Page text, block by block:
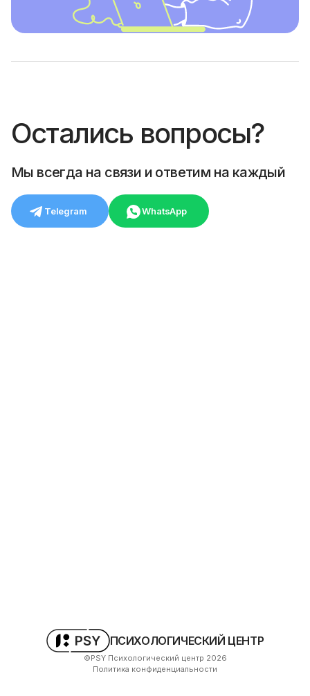
Остались вопросы?
Мы всегда на связи и ответим на каждый
Telegram WhatsApp
ПСИХОЛОГИЧЕСКИЙ ЦЕНТР
©PSY Психологический центр 2026
Политика конфиденциальности